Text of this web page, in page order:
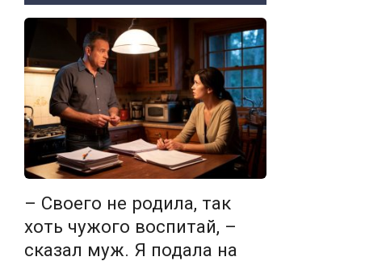
– Своего не родила, так
хоть чужого воспитай, –
сказал муж. Я подала на